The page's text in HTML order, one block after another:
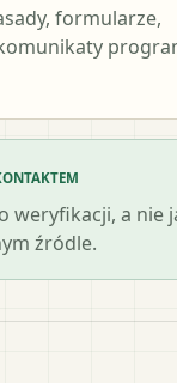
formularze,
weryfikacji, a
źródle.